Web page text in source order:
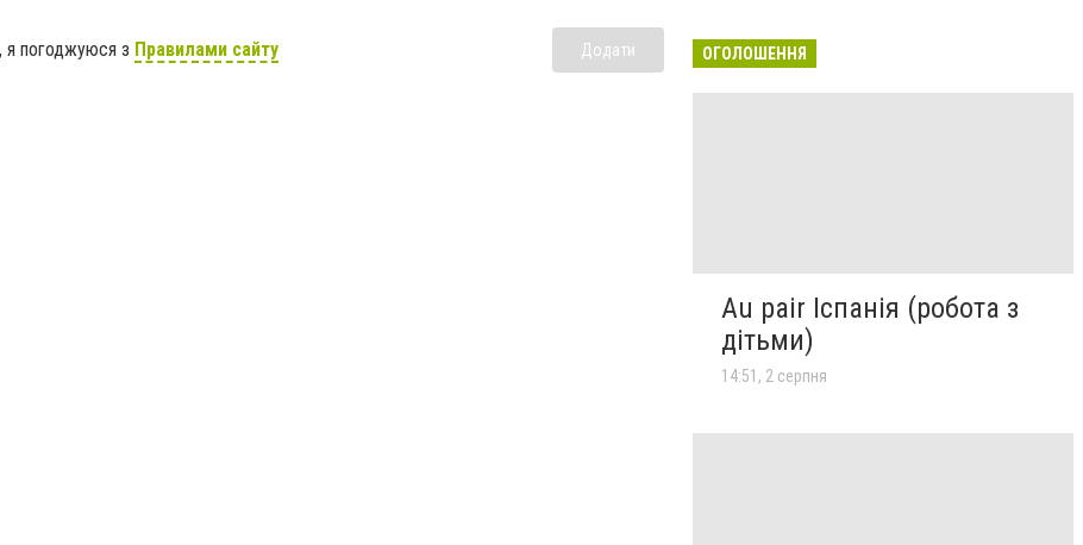
я погоджуюся з Правилами сайту Додати ОГОЛОШЕННЯ
Au pair Іспанія (робота з
дітьми)
14:51, 2 серпня